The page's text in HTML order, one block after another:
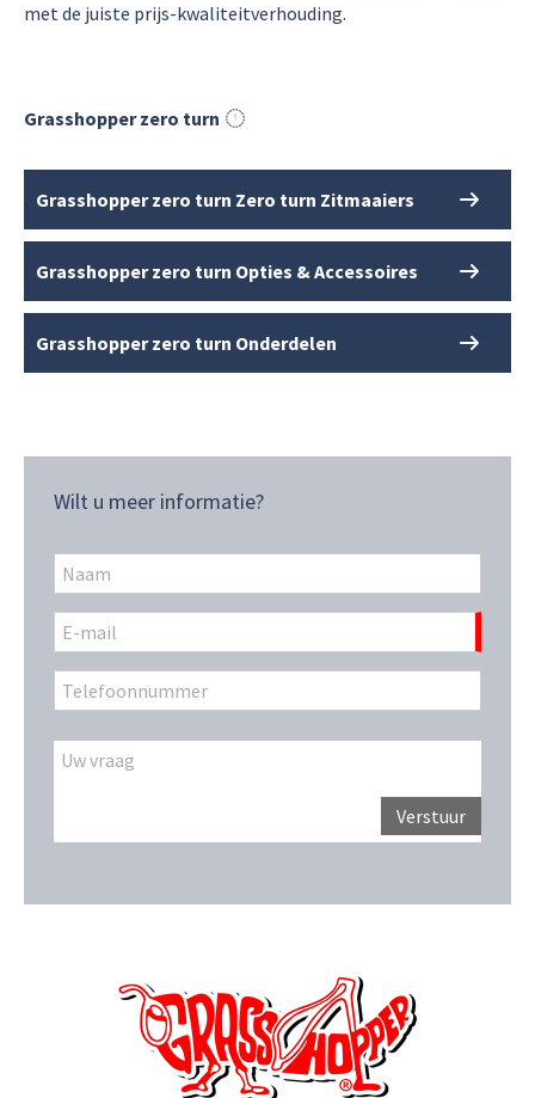
met de juiste prijs-kwaliteitverhouding.
Grasshopper zero turn
Grasshopper zero turn Zero turn Zitmaaiers
Grasshopper zero turn Opties & Accessoires
Grasshopper zero turn Onderdelen
Wilt u meer informatie?